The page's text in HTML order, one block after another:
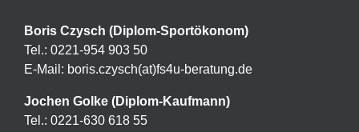
Boris Czysch (Diplom-Sportökonom)
Tel.: 0221-954 903 50
E-Mail: boris.czysch(at)fs4u-beratung.de
Jochen Golke (Diplom-Kaufmann)
Tel.: 0221-630 618 55